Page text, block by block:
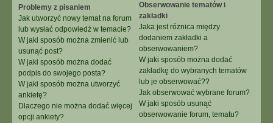
Problemy z pisaniem
Jak utworzyć nowy temat na forum
lub wysłać odpowiedź w temacie?
W jaki sposób można zmienić lub
usunąć post?
W jaki sposób można dodać
podpis do swojego posta?
W jaki sposób można utworzyć
ankietę?
Dlaczego nie można dodać więcej
opcji ankiety?
Obserwowanie tematów i
zakładki
Jaka jest różnica między
dodaniem zakładki a
obserwowaniem?
W jaki sposób można dodać
zakładkę do wybranych tematów
lub je obserwować??
Jak obserwować wybrane forum?
W jaki sposób usunąć
obserwowanie forum, tematu?